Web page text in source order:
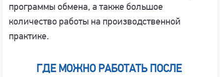
программы обмена, а также большое
количество работы на производственной
практике.
ГДЕ МОЖНО РАБОТАТЬ ПОСЛЕ